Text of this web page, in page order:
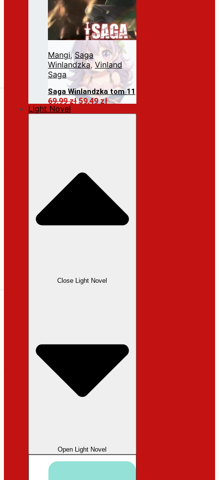
Mangi, Saga
Winlandzka, Vinland
Saga
Saga Winlandzka tom 11
69,99złPierwotna
59,49złAktualna
Dodaj do koszyka
Light Novel
Close Light Novel
Open Light Novel